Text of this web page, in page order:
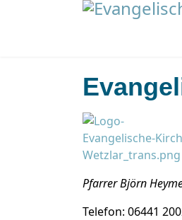
Pfarrer Björn
Telefon: 06441